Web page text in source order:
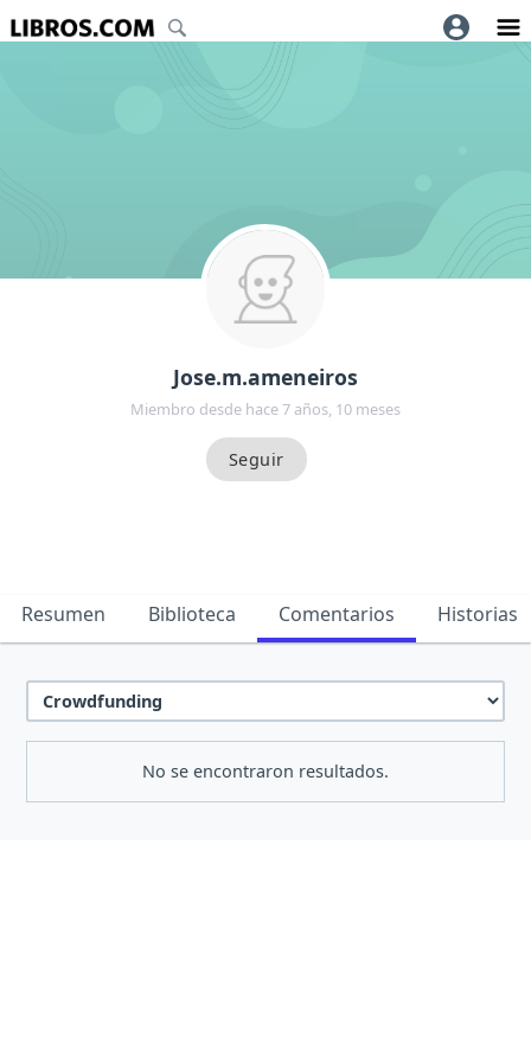
Jose.m.ameneiros
Miembro desde hace 7 años, 10 meses
Resumen Biblioteca Comentarios Historias
No se encontraron resultados.